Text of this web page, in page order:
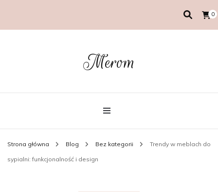
0
Merom
Strona główna Blog Bez kategorii Trendy w meblach do
sypialni: funkcjonalność i design